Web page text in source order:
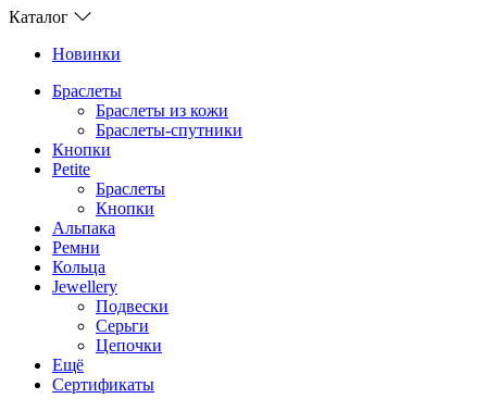
Каталог
Новинки
Браслеты
Браслеты из кожи
Браслеты-спутники
Кнопки
Petite
Браслеты
Кнопки
Альпака
Ремни
Кольца
Jewellery
Подвески
Серьги
Цепочки
Ещё
Сертификаты